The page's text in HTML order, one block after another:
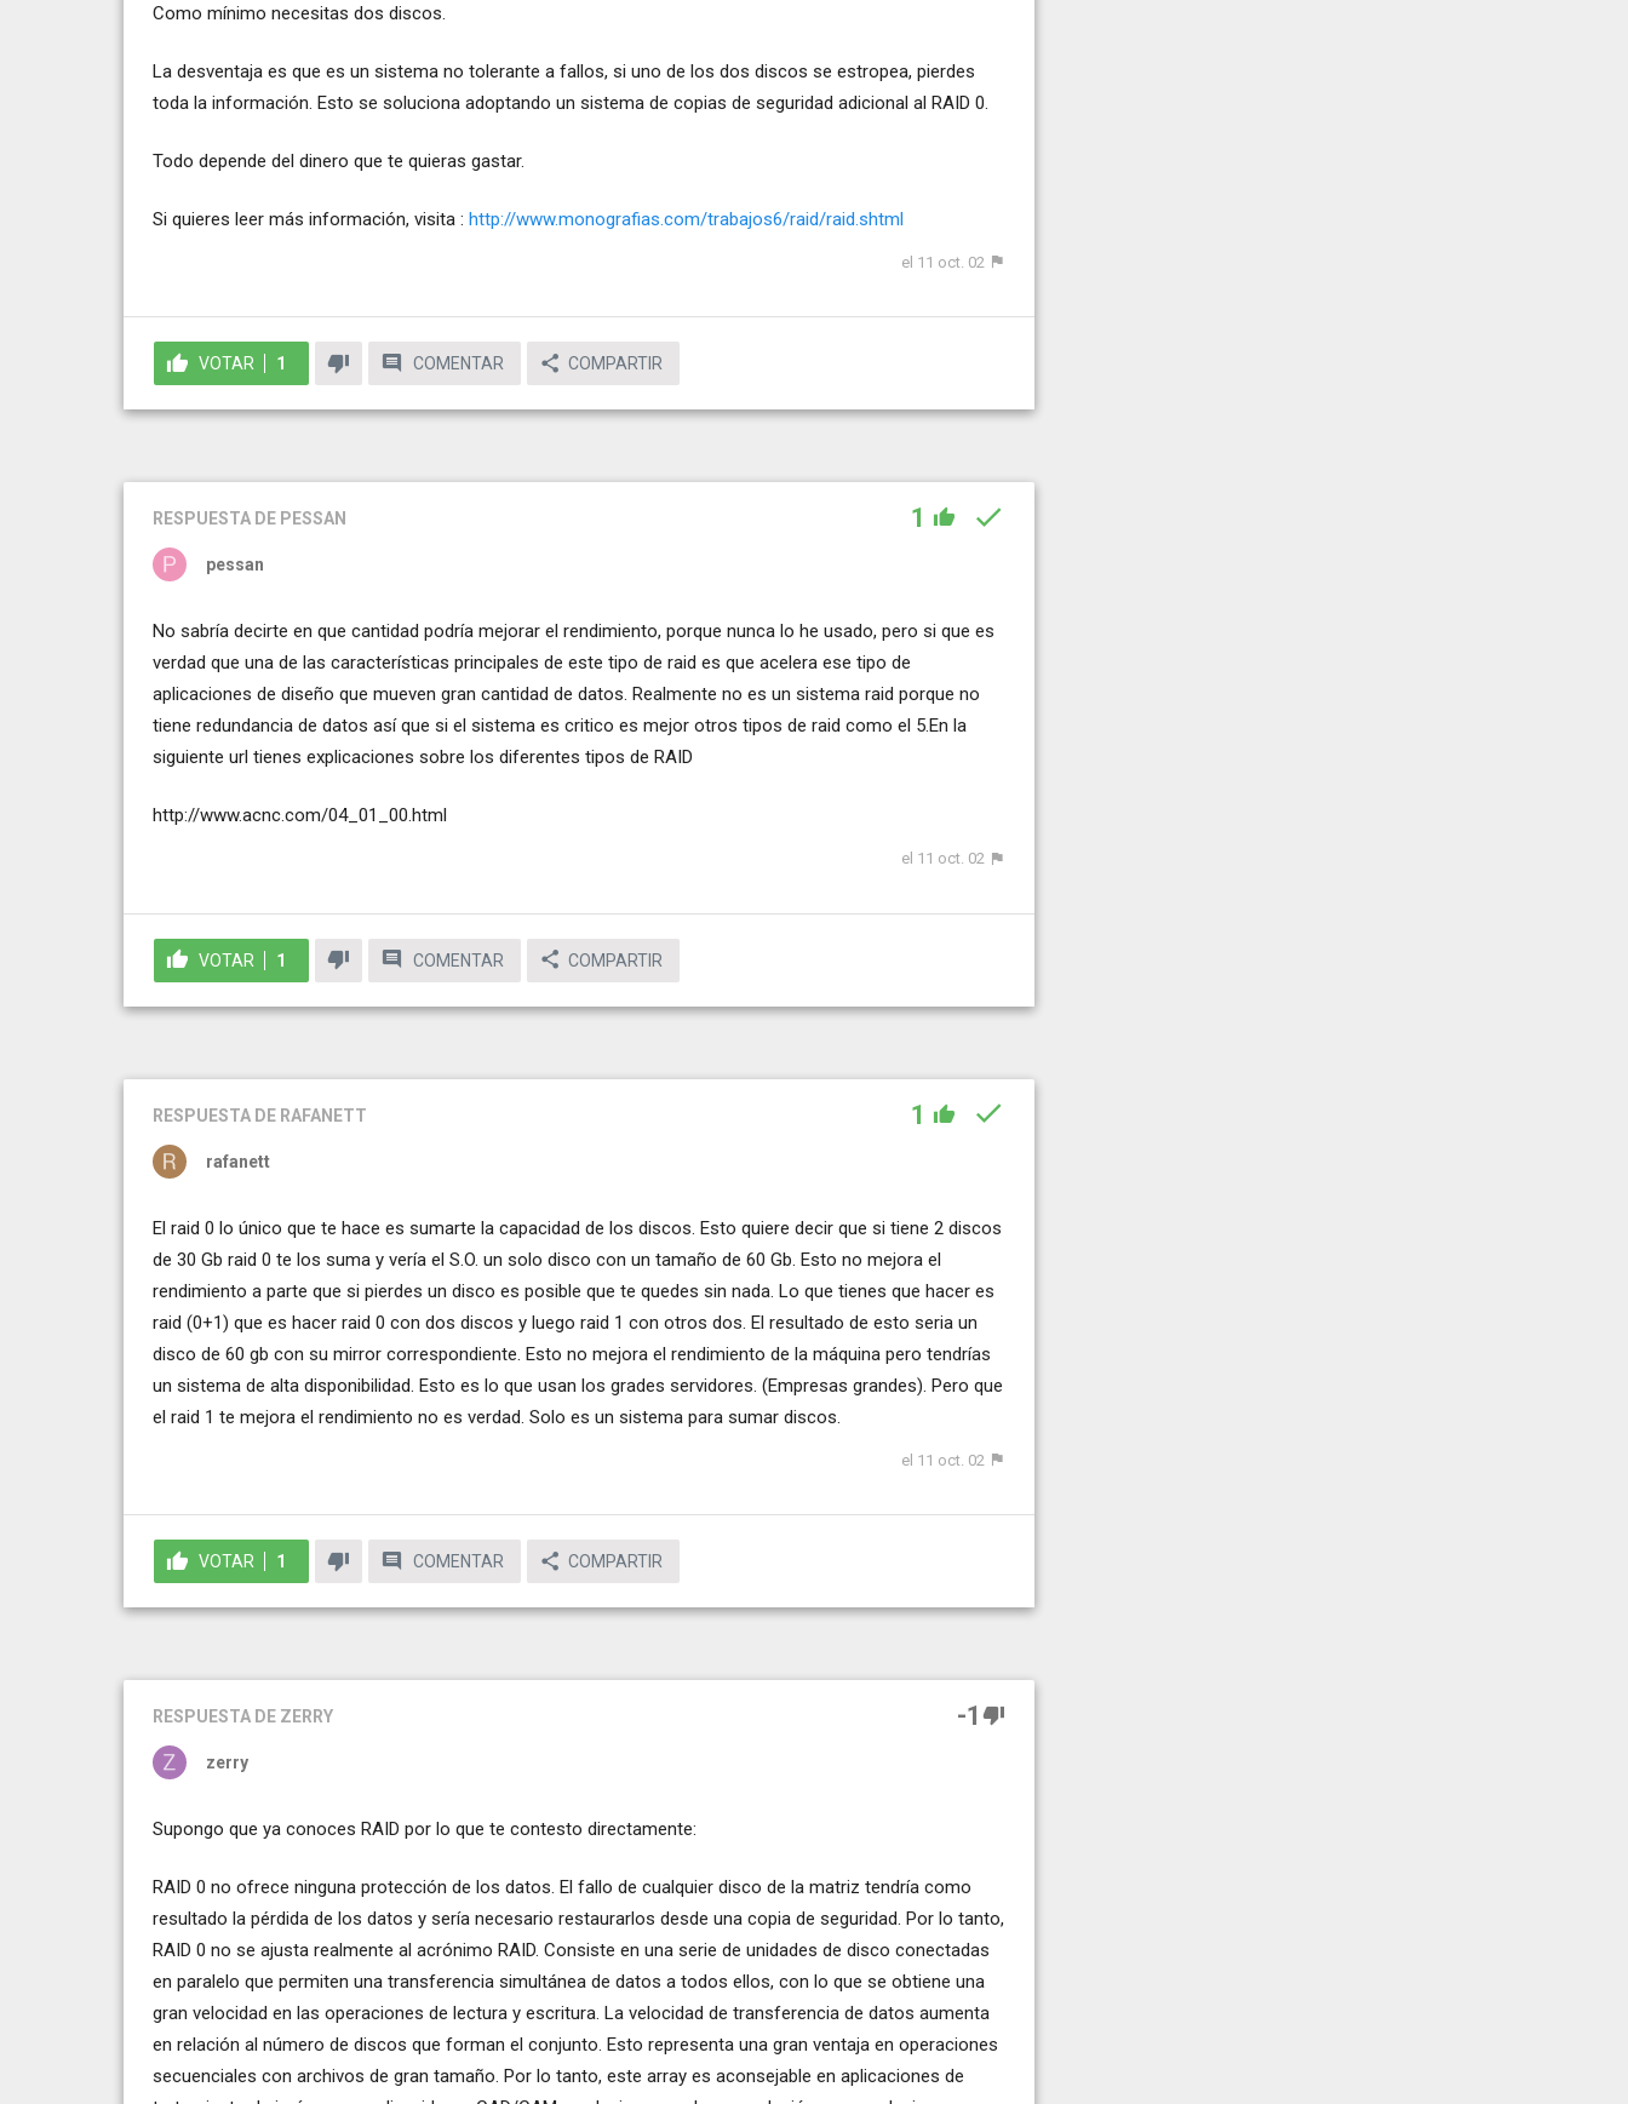
Como mínimo necesitas dos discos.
La desventaja es que es un sistema no tolerante a fallos, si uno de los dos discos se estropea, pierdes
toda la información. Esto se soluciona adoptando un sistema de copias de seguridad adicional al RAID 0.
Todo depende del dinero que te quieras gastar.
Si quieres leer más información, visita : http://www.monografias.com/trabajos6/raid/raid.shtml
el 11 oct. 02
VOTAR 1 COMENTAR COMPARTIR
RESPUESTA DE PESSAN 1
pessan
No sabría decirte en que cantidad podría mejorar el rendimiento, porque nunca lo he usado, pero si que es
verdad que una de las características principales de este tipo de raid es que acelera ese tipo de
aplicaciones de diseño que mueven gran cantidad de datos. Realmente no es un sistema raid porque no
tiene redundancia de datos así que si el sistema es critico es mejor otros tipos de raid como el 5.En la
siguiente url tienes explicaciones sobre los diferentes tipos de RAID
http://www.acnc.com/04_01_00.html
el 11 oct. 02
VOTAR 1 COMENTAR COMPARTIR
RESPUESTA DE RAFANETT 1
rafanett
El raid 0 lo único que te hace es sumarte la capacidad de los discos. Esto quiere decir que si tiene 2 discos
de 30 Gb raid 0 te los suma y vería el S.O. un solo disco con un tamaño de 60 Gb. Esto no mejora el
rendimiento a parte que si pierdes un disco es posible que te quedes sin nada. Lo que tienes que hacer es
raid (0+1) que es hacer raid 0 con dos discos y luego raid 1 con otros dos. El resultado de esto seria un
disco de 60 gb con su mirror correspondiente. Esto no mejora el rendimiento de la máquina pero tendrías
un sistema de alta disponibilidad. Esto es lo que usan los grades servidores. (Empresas grandes). Pero que
el raid 1 te mejora el rendimiento no es verdad. Solo es un sistema para sumar discos.
el 11 oct. 02
VOTAR 1 COMENTAR COMPARTIR
RESPUESTA DE ZERRY -1
zerry
Supongo que ya conoces RAID por lo que te contesto directamente:
RAID 0 no ofrece ninguna protección de los datos. El fallo de cualquier disco de la matriz tendría como
resultado la pérdida de los datos y sería necesario restaurarlos desde una copia de seguridad. Por lo tanto,
RAID 0 no se ajusta realmente al acrónimo RAID. Consiste en una serie de unidades de disco conectadas
en paralelo que permiten una transferencia simultánea de datos a todos ellos, con lo que se obtiene una
gran velocidad en las operaciones de lectura y escritura. La velocidad de transferencia de datos aumenta
en relación al número de discos que forman el conjunto. Esto representa una gran ventaja en operaciones
secuenciales con archivos de gran tamaño. Por lo tanto, este array es aconsejable en aplicaciones de